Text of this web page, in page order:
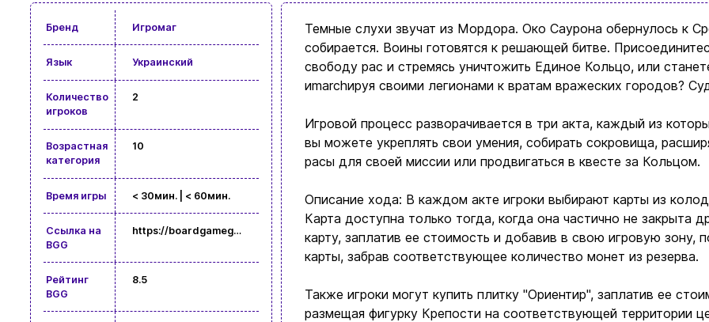
Бренд Игромаг
Язык Украинский
Количество
игроков
2
Возрастная
категория
10
Время игры < 30мин. | < 60мин.
Ссылка на
BGG
https://boardgamegeek.com/boardgame/421006
Рейтинг
BGG
8.5
Темные слухи звучат из Мордорa. Око Саурона обернулось к
собирается. Воины готовятся к решающей битве.
свободу рас и стремясь уничтожить Единое Кольцо, или
иmarchируя своими легионами к вратам вражеских городов?
Игровой процесс разворачивается в три акта, каждый из
вы можете укреплять свои умения, собирать сокровища,
расы для своей миссии или продвигаться в квесте за Кольцом.
Описание хода: В каждом акте игроки выбирают карты из
Карта доступна только тогда, когда она частично не закрыта
карту, заплатив ее стоимость и добавив в свою игровую зону,
карты, забрав соответствующее количество монет из резерва.
Также игроки могут купить плитку "Ориентир", заплатив ее
размещая фигурку Крепости на соответствующей территории